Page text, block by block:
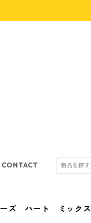
CONTACT
ーズ ハート ミック